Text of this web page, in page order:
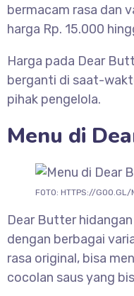
bermacam rasa dan
harga Rp. 15.000
Harga pada Dear
berganti di saat-
pihak pengelola.
Menu di
FOTO: HTTPS://
Dear Butter
dengan berbagai
rasa original, bisa
cocolan saus yang